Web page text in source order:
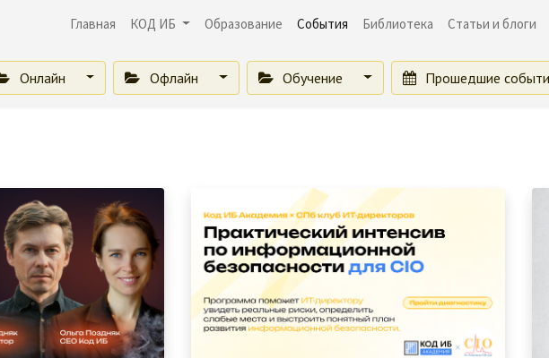
Главная КОД ИБ Образование События Библиотека Статьи и блоги
Онлайн Офлайн Обучение Прошедшие